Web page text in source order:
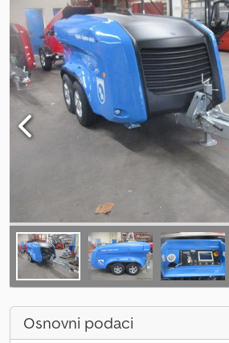
Osnovni podaci